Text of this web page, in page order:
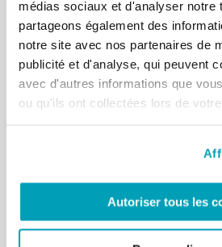
médias sociaux et d'analyser notre
partageons également des
notre site avec nos partenaires de
publicité et d'analyse, qui peuvent
avec d'autres informations que
ou qu'ils ont collectées lors de
Autoriser tous les
Les Orientations sur la Pastorale
Interculturelle (OPMI)visent à
nécessité de s’unir en un seul «
plus large et plus accueillant,
marginalisés, et d’abandonner
nous » et « les autres » afin que